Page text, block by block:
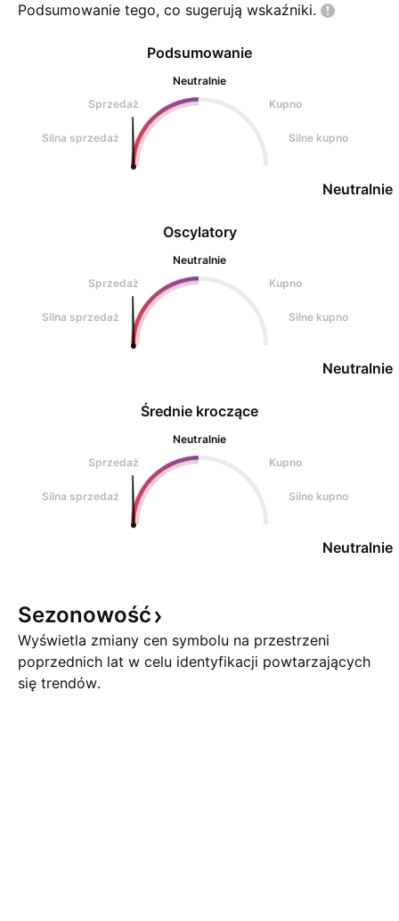
Podsumowanie tego, co sugerują wskaźniki.
Oscylatory
Neutralnie
Sprzedaż
Kupno
Silna sprzedaż Silne kupno
Neutralnie
Podsumowanie
Neutralnie
Sprzedaż
Kupno
Silna sprzedaż Silne kupno
Neutralnie
Średnie kroczące
Neutralnie
Sprzedaż
Kupno
Silna sprzedaż Silne kupno
Neutralnie
Sezonowość
Wyświetla zmiany cen symbolu na przestrzeni
poprzednich lat w celu identyfikacji powtarzających
się trendów.